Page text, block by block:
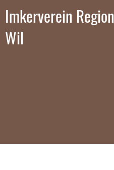
Imkerverein Region
Wil